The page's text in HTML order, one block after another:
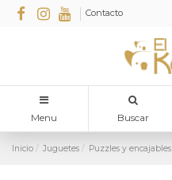
Contacto
Menu Buscar
Inicio Juguetes Puzzles y encajables